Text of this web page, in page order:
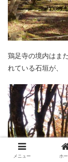
鶏足寺の境内はま
れている石垣が、
メニュー ホ